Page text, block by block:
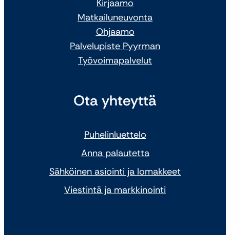
Kirjaamo
Matkailuneuvonta
Ohjaamo
Palvelupiste Pyyrman
Työvoimapalvelut
Ota yhteyttä
Puhelinluettelo
Anna palautetta
Sähköinen asiointi ja lomakkeet
Viestintä ja markkinointi